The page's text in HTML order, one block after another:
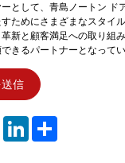
として、青島ノートン ド
ためにさまざまなスタイ
新と顧客満足への取り組
きるパートナーとなってい
信
PinterestLinkedInShare